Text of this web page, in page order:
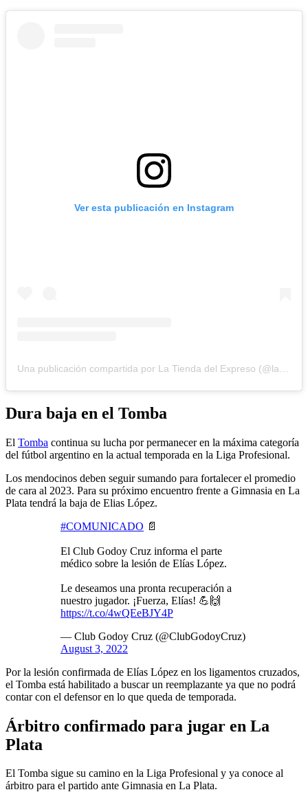
Ver esta publicación en Instagram
Dura baja en el Tomba
El Tomba continua su lucha por permanecer en la máxima categoría
del fútbol argentino en la actual temporada en la Liga Profesional.
Los mendocinos deben seguir sumando para fortalecer el promedio
de cara al 2023. Para su próximo encuentro frente a Gimnasia en La
Plata tendrá la baja de Elias López.
#COMUNICADO 📄
El Club Godoy Cruz informa el parte
médico sobre la lesión de Elías López.
Le deseamos una pronta recuperación a
nuestro jugador. ¡Fuerza, Elías! 💪🙌
https://t.co/4wQEeBJY4P
— Club Godoy Cruz (@ClubGodoyCruz)
August 3, 2022
Por la lesión confirmada de Elías López en los ligamentos cruzados,
el Tomba está habilitado a buscar un reemplazante ya que no podrá
contar con el defensor en lo que queda de temporada.
Árbitro confirmado para jugar en La
Plata
El Tomba sigue su camino en la Liga Profesional y ya conoce al
árbitro para el partido ante Gimnasia en La Plata.